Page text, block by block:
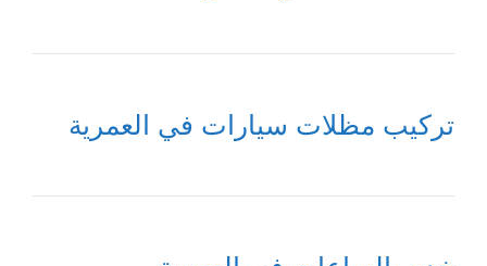
تركيب مظلات سيارات في العمرية